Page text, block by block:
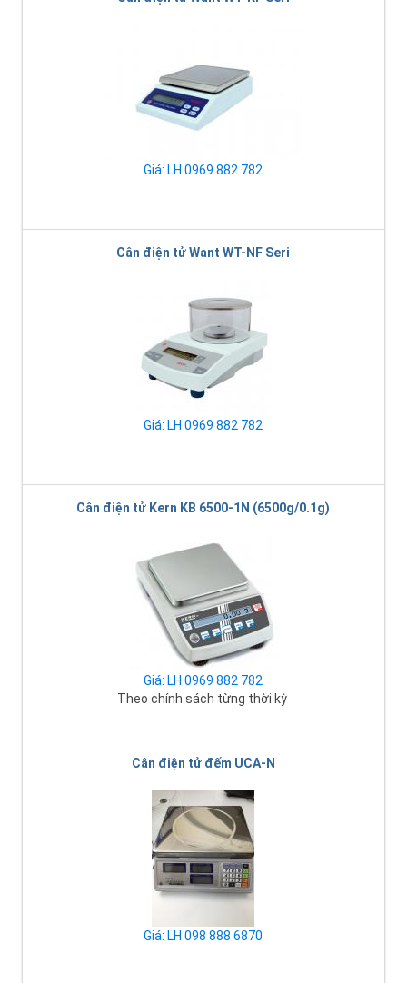
Giá: LH 0969 882 782
Cân điện tử Want WT-NF Seri
Giá: LH 0969 882 782
Cân điện tử Kern KB 6500-1N (6500g/0.1g)
Giá: LH 0969 882 782
Theo chính sách từng thời kỳ
Cân điện tử đếm UCA-N
Giá: LH 098 888 6870